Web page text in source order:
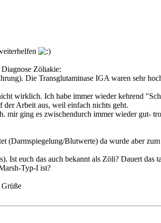
Zöliakie:
Die Transglutaminase IGA waren sehr
wirklich. Ich habe immer wieder kehrend
der Arbeit aus, weil einfach nichts geht.
ging es zwischendurch immer wieder gut-
(Darmspiegelung/Blutwerte) da wurde aber
euch das auch bekannt als Zöli? Dauert das
Typ-I ist?